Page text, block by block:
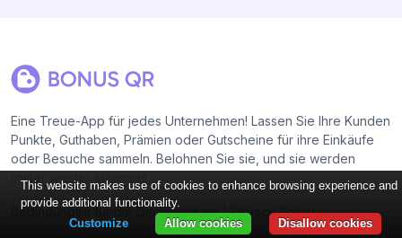
Eine Treue-App für jedes Unternehmen! Lassen Sie Ihre Kunden
Punkte, Guthaben, Prämien oder Gutscheine für ihre Einkäufe
oder Besuche sammeln. Belohnen Sie sie, und sie werden
immer wieder kommen!
Bedingungen für die Dienstleistung |Privacy Policy
This website makes use of cookies to enhance browsing experience and
provide additional functionality.
Disallow cookies
Allow cookies
Customize